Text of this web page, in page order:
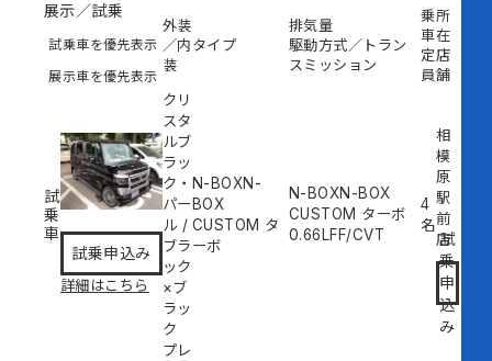
展示／試乗
試乗車を優先表示
展示車を優先表示
外装
／内
装
タイプ
排気量
駆動方式／トラン
スミッション
乗
車
定
員
所
在
店
舗
試
乗
車
試乗申込み
詳細はこちら
クリ
スタ
ルブ
ラッ
ク・
パー
ル/
ブラ
ック
×ブ
ラッ
ク
N-BOXN-
BOX
CUSTOM タ
ーボ
N-BOXN-BOX
CUSTOM ターボ
0.66LFF/CVT
4
名
相
模
原
駅
前
店
試
乗
申
込
み
プレ